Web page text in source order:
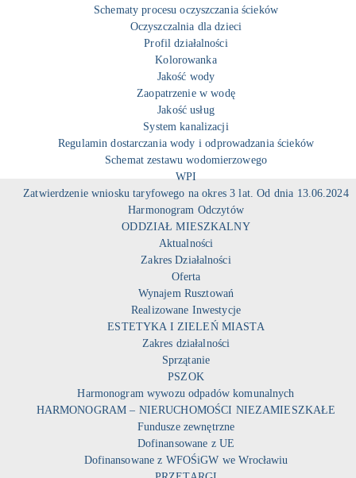
Schematy procesu oczyszczania ścieków
Oczyszczalnia dla dzieci
Profil działalności
Kolorowanka
Jakość wody
Zaopatrzenie w wodę
Jakość usług
System kanalizacji
Regulamin dostarczania wody i odprowadzania ścieków
Schemat zestawu wodomierzowego
WPI
Zatwierdzenie wniosku taryfowego na okres 3 lat. Od dnia 13.06.2024
Harmonogram Odczytów
ODDZIAŁ MIESZKALNY
Aktualności
Zakres Działalności
Oferta
Wynajem Rusztowań
Realizowane Inwestycje
ESTETYKA I ZIELEŃ MIASTA
Zakres działalności
Sprzątanie
PSZOK
Harmonogram wywozu odpadów komunalnych
HARMONOGRAM – NIERUCHOMOŚCI NIEZAMIESZKAŁE
Fundusze zewnętrzne
Dofinansowane z UE
Dofinansowane z WFOŚiGW we Wrocławiu